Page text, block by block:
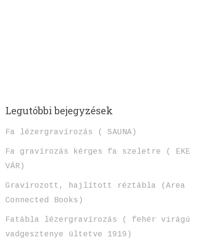
Legutóbbi bejegyzések
Fa lézergravírozás ( SAUNA)
Fa gravírozás kérges fa szeletre ( EKE
VÁR)
Gravírozott, hajlított réztábla (Area
Connected Books)
Fatábla lézergravírozás ( fehér virágú
vadgesztenye ültetve 1919)